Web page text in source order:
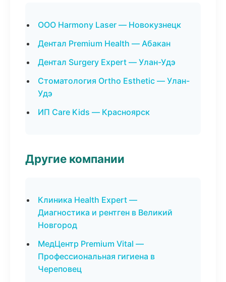
ООО Harmony Laser — Новокузнецк
Дентал Premium Health — Абакан
Дентал Surgery Expert — Улан-Удэ
Стоматология Ortho Esthetic — Улан-
Удэ
ИП Care Kids — Красноярск
Другие компании
Клиника Health Expert —
Диагностика и рентген в Великий
Новгород
МедЦентр Premium Vital —
Профессиональная гигиена в
Череповец